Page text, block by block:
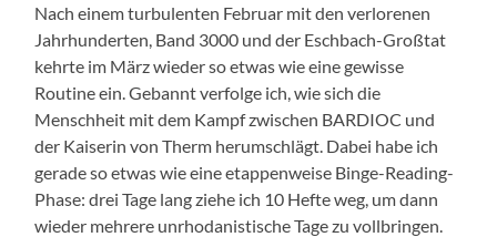
Nach einem turbulenten Februar mit den verlorenen
Jahrhunderten, Band 3000 und der Eschbach-Großtat
kehrte im März wieder so etwas wie eine gewisse
Routine ein. Gebannt verfolge ich, wie sich die
Menschheit mit dem Kampf zwischen BARDIOC und
der Kaiserin von Therm herumschlägt. Dabei habe ich
gerade so etwas wie eine etappenweise Binge-Reading-
Phase: drei Tage lang ziehe ich 10 Hefte weg, um dann
wieder mehrere unrhodanistische Tage zu vollbringen.